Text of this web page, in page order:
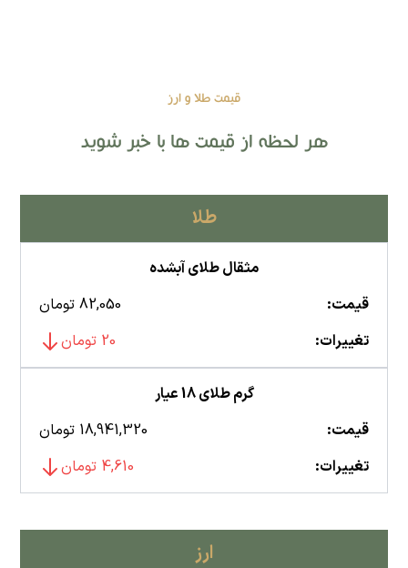
قیمت طلا و ارز
هر لحظه از قیمت ها با خبر شوید
طلا
مثقال طلای آبشده
قیمت:
82,050 تومان
تغییرات:
20 تومان
گرم طلای 18 عیار
قیمت:
18,941,320 تومان
تغییرات:
4,610 تومان
ارز